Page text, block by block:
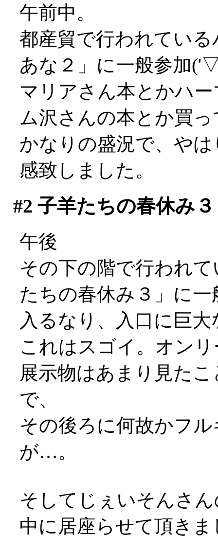
午前中。
都産貿で行われてい
あな２」に一般参加
マリアさん本とかハ
ム沢さんの本とか買
かなりの盛況で、や
感致しました。
#2 子羊たちの春休み３
午後
その下の階で行われ
たちの春休み３」に一
入るなり、入口に巨
これはスゴイ。オン
展示物はあまり見た
で、
その後ろに何故かフ
が…。
そしてじぇいそんさ
中に居座らせて頂き